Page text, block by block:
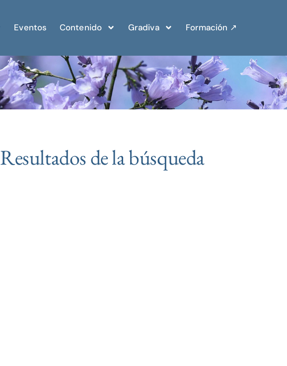
Eventos Contenido Gradiva Formación ↗︎
Resultados de la búsqueda